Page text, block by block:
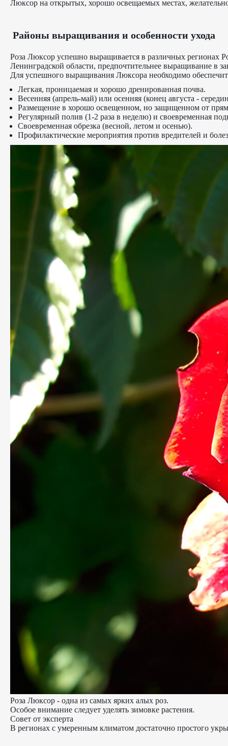
Люксор на открытых, хорошо освещаемых местах,
Районы выращивания и особенности ухода
Роза Люксор успешно выращивается в различных регионах
Ленинградской области, предпочтительнее выращивание в
Для успешного выращивания Люксора необходимо
Легкая, проницаемая и хорошо дренированная почва.
Весенняя (апрель-май) или осенняя (конец августа -
Размещение в хорошо освещенном, но защищенном от
Регулярный полив (1-2 раза в неделю) и своевременная
Своевременная обрезка (весной, летом и осенью).
Профилактические мероприятия против вредителей и
Роза Люксор - одна из самых ярких алых роз.
Особое внимание следует уделять зимовке растения.
Совет от эксперта
В регионах с умеренным климатом достаточно простого